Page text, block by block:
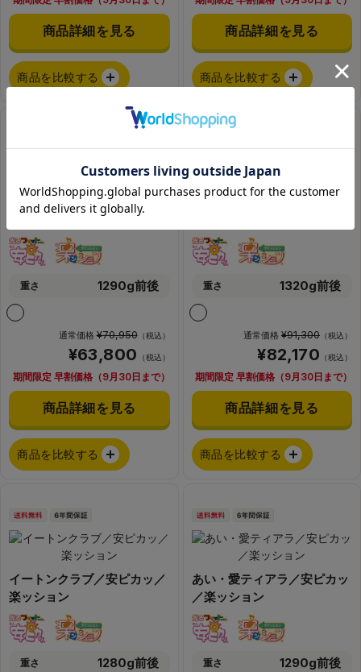
商品詳細を見る
商品を比較する
商品詳細を見る
商品を比較する
プティガール／安ピカッ／楽
重さ 1290g前後
通常価格¥70,950（税込）
¥63,800 （税込）
期間限定 早割価格（9月30日まで）
商品詳細を見る
商品を比較する
ロイヤルローズプルミエール
重さ 1320g前後
通常価格 ¥91,300 （税込）
¥82,170 （税込）
期間限定 早割価格（9月30日まで）
商品詳細を見る
商品を比較する
イートンクラブ／安ピカッ／
楽ッション
重さ 1280g前後
あい・愛ティアラ／安ピカッ
／楽ッション
重さ 1290g前後